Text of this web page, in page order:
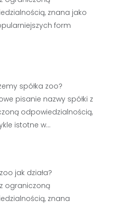
znana jako
form
spółka zoo?
pisanie nazwy spółki z
odpowiedzialnością,
istotne w…
jak działa?
z ograniczoną
znana